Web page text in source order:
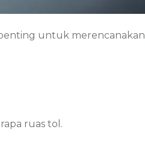
untuk merencanakan
ruas tol.